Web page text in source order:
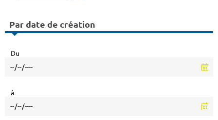
Par date de création
Du
à